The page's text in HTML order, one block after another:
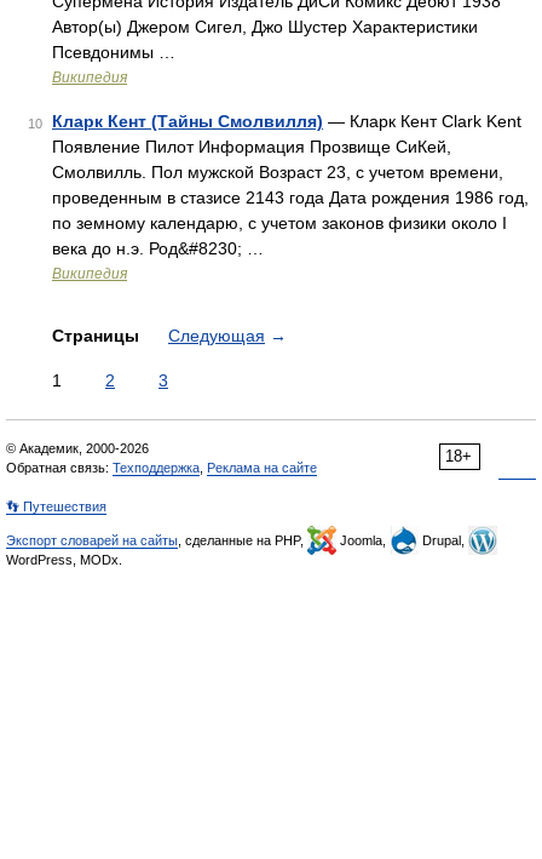
Автор(ы) Джером Сигел, Джо Шустер Характеристики
Псевдонимы …
Википедия
10 Кларк Кент (Тайны Смолвилля) — Кларк Кент Clark Kent
Появление Пилот Информация Прозвище СиКей,
Смолвилль. Пол мужской Возраст 23, с учетом времени,
проведенным в стазисе 2143 года Дата рождения 1986 год,
по земному календарю, с учетом законов физики около I
века до н.э. Род&#8230; …
Википедия
Страницы Следующая →
1 2 3
18+
© Академик, 2000-2026
Обратная связь: Техподдержка Реклама на сайте
👣 Путешествия
Экспорт словарей на сайты , сделанные на PHP, Joomla,
Drupal,
WordPress, MODx.